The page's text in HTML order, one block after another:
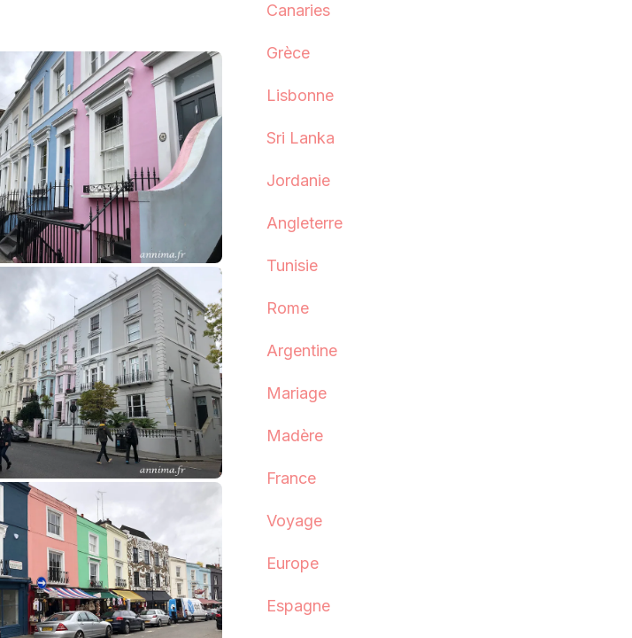
Canaries
Grèce
Lisbonne
Sri Lanka
Jordanie
Angleterre
Tunisie
Rome
Argentine
Mariage
Madère
France
Voyage
Europe
Espagne